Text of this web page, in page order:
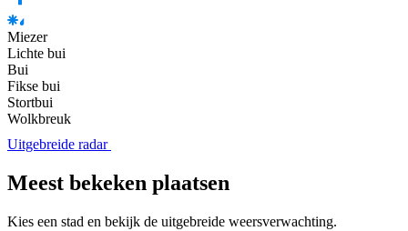
Miezer
Lichte bui
Bui
Fikse bui
Stortbui
Wolkbreuk
Uitgebreide radar
Meest bekeken plaatsen
Kies een stad en bekijk de uitgebreide weersverwachting.